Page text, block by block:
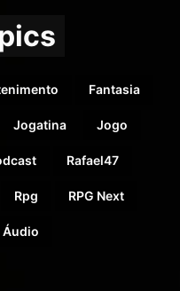
Fantasia
Jogatina Jogo
Rafael47
Rpg RPG Next
Áudio